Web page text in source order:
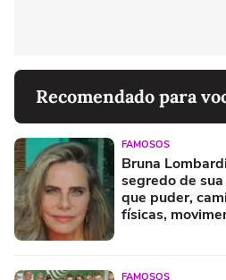
Recomendado para
FAMOSOS
Bruna
segredo de
que puder,
físicas,
FAMOSOS